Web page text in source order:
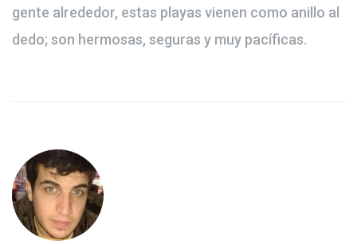
gente alrededor, estas playas vienen como anillo al
dedo; son hermosas, seguras y muy pacíficas.